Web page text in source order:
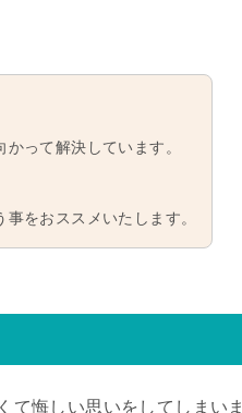
って解決しています。
をおススメいたします。
て悔しい思いをしてしまいま